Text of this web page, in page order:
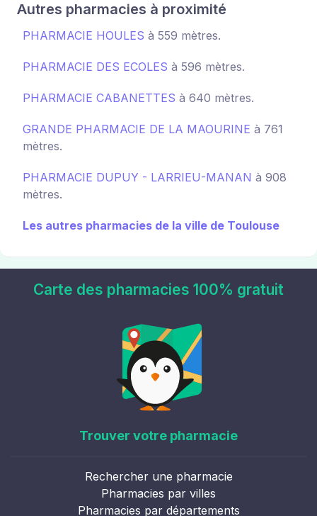
Autres pharmacies à proximité
PHARMACIE HOULES à 559 mètres.
PHARMACIE DES ECOLES à 596 mètres.
PHARMACIE CABANETTES à 640 mètres.
GRANDE PHARMACIE DE LA MAOURINE à 761
mètres.
PHARMACIE DUPUY - LARRIEU-MANAN à 908
mètres.
Les autres pharmacies de la ville de Toulouse
Carte des pharmacies 100% gratuit
Trouver votre pharmacie
Rechercher une pharmacie
Pharmacies par villes
Pharmacies par départements